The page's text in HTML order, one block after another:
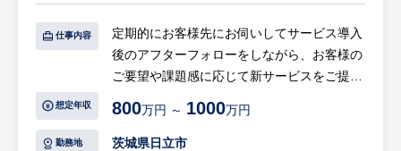
感が強いためご相談事が日々多く寄せられま
す。
例：中央官庁／都府県市区地方自治体／金融
機関／国公立、私立学校／病院／ホテル／
仕事内容
定期的にお客様先にお伺いしてサービス導入
後のアフターフォローをしながら、お客様の
ご要望や課題感に応じて新サービスをご提案
ともございます。
管理職候補として、経営陣からの方針をもと
想定年収 800万円 ～ 1000万円
勤務地 茨城県日立市